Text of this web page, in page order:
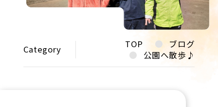
Category TOP
ブログ
公園へ散歩♪